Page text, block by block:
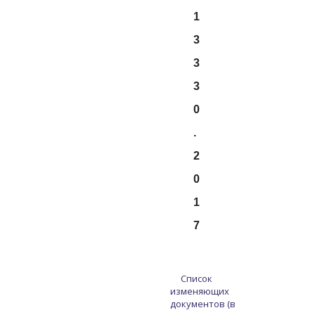
1
3
3
3
0
.
2
0
1
7
Список
изменяющих
документов (в